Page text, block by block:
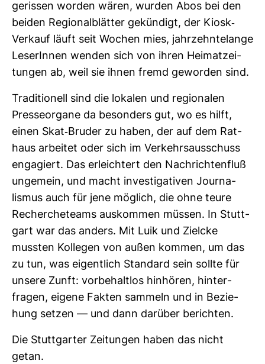
gerissen worden wären, wurden Abos bei den
beiden Regio­nal­blätter gekün­digt, der Kiosk-​
Ver­kauf läuft seit Wochen mies, jahr­zehn­te­lange
Lese­rInnen wenden sich von ihren Hei­mat­zei­
tungen ab, weil sie ihnen fremd geworden sind.
Tra­di­tio­nell sind die lokalen und regio­nalen
Pres­se­or­gane da beson­ders gut, wo es hilft,
einen Skat-​Bruder zu haben, der auf dem Rat­
haus arbeitet oder sich im Ver­kehrs­aus­schuss
enga­giert. Das erleich­tert den Nach­rich­ten­fluß
unge­mein, und macht inves­ti­ga­tiven Jour­na­
lismus auch für jene mög­lich, die ohne teure
Recher­che­teams aus­kommen müssen. In Stutt­
gart war das anders. Mit Luik und Zielcke
mussten Kol­legen von außen kommen, um das
zu tun, was eigent­lich Stan­dard sein sollte für
unsere Zunft: vor­be­haltlos hin­hören, hin­ter­
fragen, eigene Fakten sam­meln und in Bezie­
hung setzen — und dann dar­über berichten.
Die Stutt­garter Zei­tungen haben das nicht
getan.